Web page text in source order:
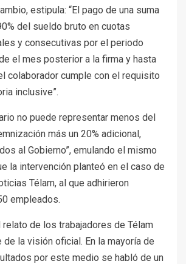
estipula: “El pago de una suma
del sueldo bruto en cuotas
y consecutivas por el periodo
el mes posterior a la firma y hasta
colaborador cumple con el requisito
inclusive”.
no puede representar menos del
más un 20% adicional,
al Gobierno”, emulando el mismo
la intervención planteó en el caso de
Télam, al que adhirieron
empleados.
relato de los trabajadores de Télam
la visión oficial. En la mayoría de
por este medio se habló de un